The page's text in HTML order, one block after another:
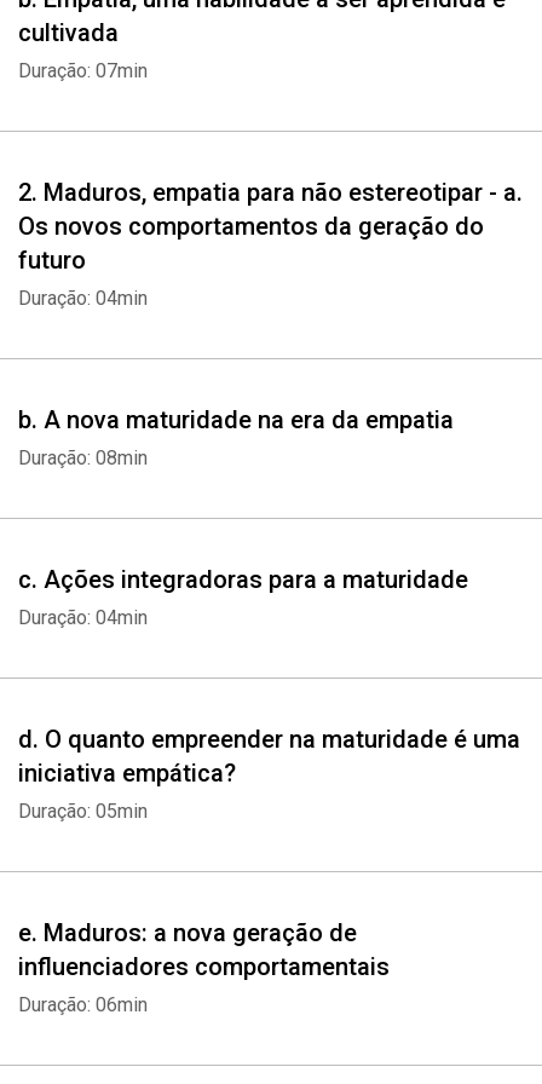
cultivada
Duração: 07min
2. Maduros, empatia para não estereotipar - a.
Os novos comportamentos da geração do
futuro
Duração: 04min
b. A nova maturidade na era da empatia
Duração: 08min
c. Ações integradoras para a maturidade
Duração: 04min
d. O quanto empreender na maturidade é uma
iniciativa empática?
Duração: 05min
e. Maduros: a nova geração de
influenciadores comportamentais
Duração: 06min